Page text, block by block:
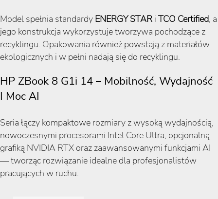
Model spełnia standardy ENERGY STAR i TCO Certified, a
jego konstrukcja wykorzystuje tworzywa pochodzące z
recyklingu. Opakowania również powstają z materiałów
ekologicznych i w pełni nadają się do recyklingu.
HP ZBook 8 G1i 14 – Mobilność, Wydajność
I Moc AI
Seria łączy kompaktowe rozmiary z wysoką wydajnością,
nowoczesnymi procesorami Intel Core Ultra, opcjonalną
grafiką NVIDIA RTX oraz zaawansowanymi funkcjami AI
— tworząc rozwiązanie idealne dla profesjonalistów
pracujących w ruchu.